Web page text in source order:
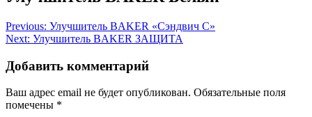
Навигация
по
записям
Previous: Улучшитель BAKER «Сэндвич С»
Next: Улучшитель BAKER ЗАЩИТА
Добавить комментарий
Ваш адрес email не будет опубликован. Обязательные поля
помечены *